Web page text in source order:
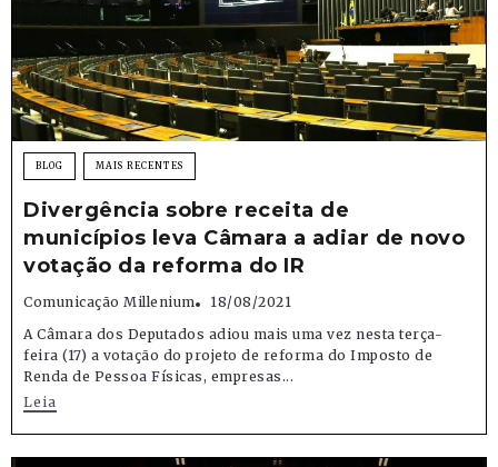
BLOG MAIS RECENTES
Divergência sobre receita de
municípios leva Câmara a adiar de novo
votação da reforma do IR
Comunicação Millenium
18/08/2021
A Câmara dos Deputados adiou mais uma vez nesta terça-
feira (17) a votação do projeto de reforma do Imposto de
Renda de Pessoa Físicas, empresas...
Leia